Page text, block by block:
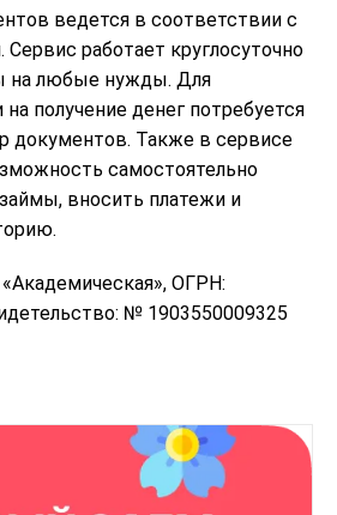
ведется в соответствии с
работает круглосуточно
на любые нужды. Для
получение денег потребуется
документов. Также в сервисе
самостоятельно
вносить платежи и
ОГРН:
№ 1903550009325